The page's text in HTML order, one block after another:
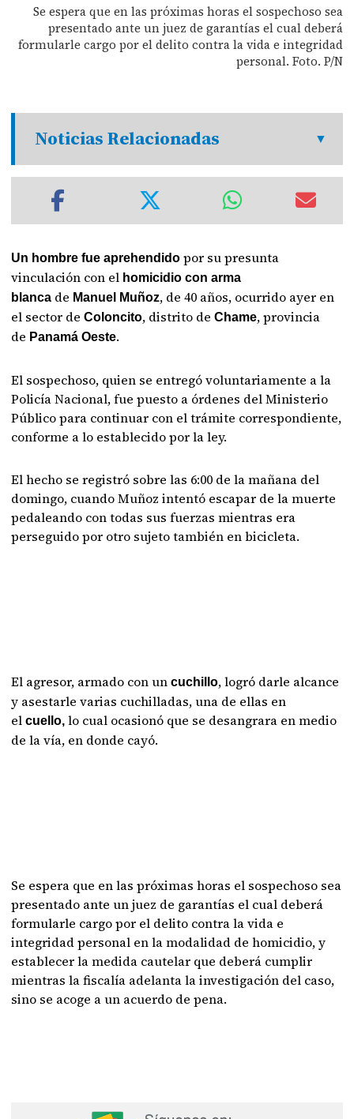
Se espera que en las próximas horas el sospechoso sea
presentado ante un juez de garantías el cual deberá
formularle cargo por el delito contra la vida e integridad
personal. Foto. P/N
Noticias Relacionadas
Un hombre fue aprehendido por su presunta
vinculación con el homicidio con arma
blanca de Manuel Muñoz, de 40 años, ocurrido ayer en
el sector deColoncito, distrito deChame, provincia
de Panamá Oeste.
El sospechoso, quien se entregó voluntariamente a la
Policía Nacional, fue puesto a órdenes del Ministerio
Público para continuar con el trámite correspondiente,
conforme a lo establecido por la ley.
El hecho se registró sobre las 6:00 de la mañana del
domingo, cuando Muñoz intentó escapar de la muerte
pedaleando con todas sus fuerzas mientras era
perseguido por otro sujeto también en bicicleta.
El agresor, armado con uncuchillo, logró darle alcance
y asestarle varias cuchilladas, una de ellas en
elcuello, lo cual ocasionó que se desangrara en medio
de la vía, en donde cayó.
Se espera que en las próximas horas el sospechoso sea
presentado ante un juez de garantías el cual deberá
formularle cargo por el delito contra la vida e
integridad personal en la modalidad de homicidio, y
establecer la medida cautelar que deberá cumplir
mientras la fiscalía adelanta la investigación del caso,
sino se acoge a un acuerdo de pena.